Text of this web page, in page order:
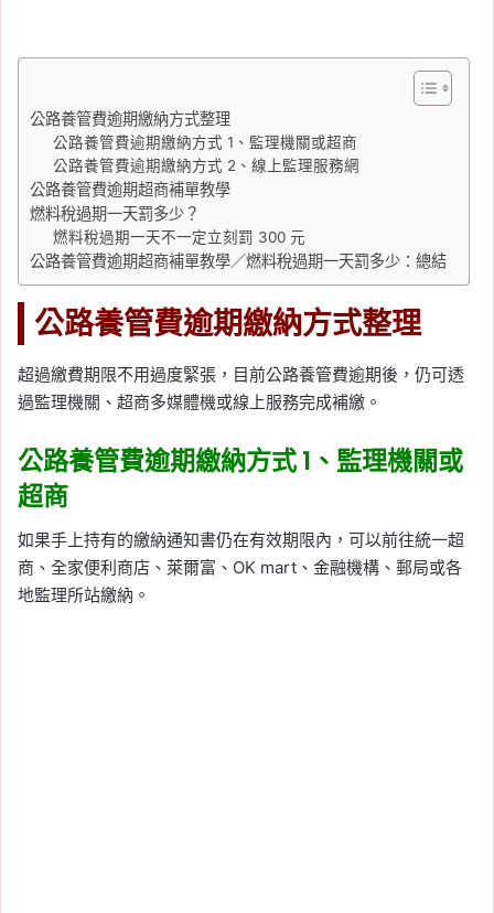
公路養管費逾期繳納方式整理
公路養管費逾期繳納方式 1、監理機關或超商
公路養管費逾期繳納方式 2、線上監理服務網
公路養管費逾期超商補單教學
燃料稅過期一天罰多少？
燃料稅過期一天不一定立刻罰 300 元
公路養管費逾期超商補單教學／燃料稅過期一天罰多少：總結
公路養管費逾期繳納方式整理
超過繳費期限不用過度緊張，目前公路養管費逾期後，仍可透
過監理機關、超商多媒體機或線上服務完成補繳。
公路養管費逾期繳納方式 1、監理機關或
超商
如果手上持有的繳納通知書仍在有效期限內，可以前往統一超
商、全家便利商店、萊爾富、OK mart、金融機構、郵局或各
地監理所站繳納。